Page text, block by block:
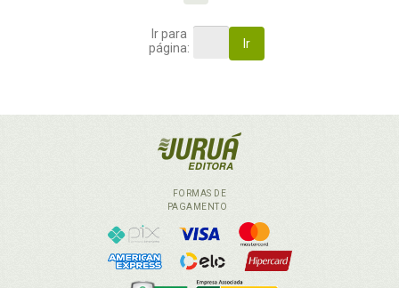
Ir para
página:
Ir
FORMAS DE
PAGAMENTO